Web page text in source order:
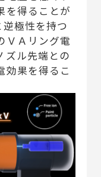
を得ることが
逆極性を持つ
ＶＡリング電
ズル先端との
効果を得るこ